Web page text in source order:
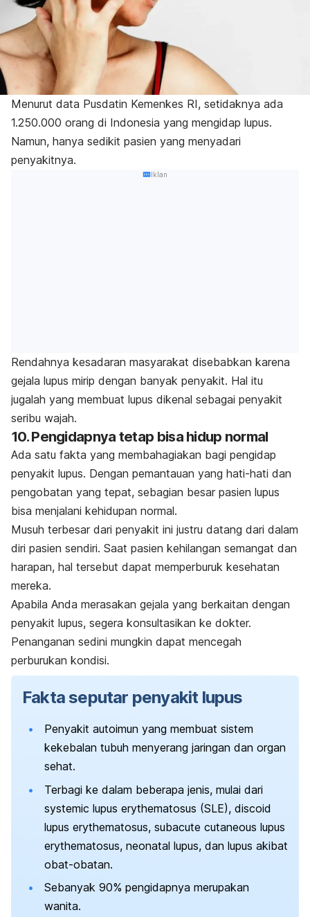
Menurut data Pusdatin Kemenkes RI, setidaknya ada
1.250.000 orang di Indonesia yang mengidap lupus.
Namun, hanya sedikit pasien yang menyadari
penyakitnya.
Iklan
Rendahnya kesadaran masyarakat disebabkan karena
gejala lupus mirip dengan banyak penyakit. Hal itu
jugalah yang membuat lupus dikenal sebagai penyakit
seribu wajah.
10. Pengidapnya tetap bisa hidup normal
Ada satu fakta yang membahagiakan bagi pengidap
penyakit lupus. Dengan pemantauan yang hati-hati dan
pengobatan yang tepat, sebagian besar pasien lupus
bisa menjalani kehidupan normal.
Musuh terbesar dari penyakit ini justru datang dari dalam
diri pasien sendiri. Saat pasien kehilangan semangat dan
harapan, hal tersebut dapat memperburuk kesehatan
mereka.
Apabila Anda merasakan gejala yang berkaitan dengan
penyakit lupus, segera konsultasikan ke dokter.
Penanganan sedini mungkin dapat mencegah
perburukan kondisi.
Fakta seputar penyakit lupus
Penyakit autoimun yang membuat sistem
kekebalan tubuh menyerang jaringan dan organ
sehat.
Terbagi ke dalam beberapa jenis, mulai dari
systemic lupus erythematosus (SLE), discoid
lupus erythematosus, subacute cutaneous lupus
erythematosus, neonatal lupus, dan lupus akibat
obat-obatan.
Sebanyak 90% pengidapnya merupakan
wanita.